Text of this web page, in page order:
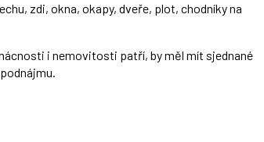
zdi, okna, okapy, dveře, plot, chodníky na
i nemovitosti patří, by měl mít sjednané